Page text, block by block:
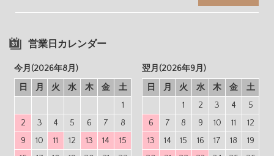
営業日カレンダー
今月(2026年8月)
日
月 火 水 木 金
土
1
2
3 4 5 6 7
8
9
10 11 12 13 14
15
翌月(2026年9月)
日
月 火 水 木 金
土
1
2 3 4
5
6
7 8 9 10 11
12
13
14 15 16 17 18
19